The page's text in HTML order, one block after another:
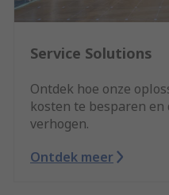
Service Solutions
Ontdek hoe onze
kosten te besparen
verhogen.
Ontdek meer